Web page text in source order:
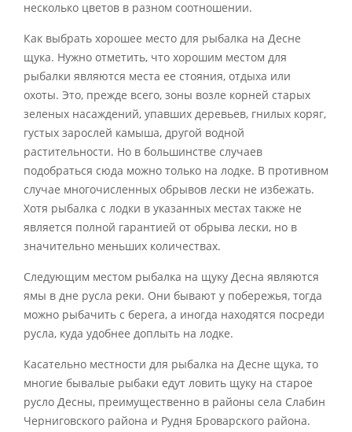
несколько цветов в разном соотношении.
Как выбрать хорошее место для рыбалка на Десне
щука. Нужно отметить, что хорошим местом для
рыбалки являются места ее стояния, отдыха или
охоты. Это, прежде всего, зоны возле корней старых
зеленых насаждений, упавших деревьев, гнилых коряг,
густых зарослей камыша, другой водной
растительности. Но в большинстве случаев
подобраться сюда можно только на лодке. В противном
случае многочисленных обрывов лески не избежать.
Хотя рыбалка с лодки в указанных местах также не
является полной гарантией от обрыва лески, но в
значительно меньших количествах.
Следующим местом рыбалка на щуку Десна являются
ямы в дне русла реки. Они бывают у побережья, тогда
можно рыбачить с берега, а иногда находятся посреди
русла, куда удобнее доплыть на лодке.
Касательно местности для рыбалка на Десне щука, то
многие бывалые рыбаки едут ловить щуку на старое
русло Десны, преимущественно в районы села Слабин
Черниговского района и Рудня Броварского района.